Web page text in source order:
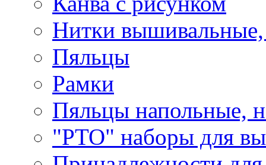
Нитки
Пяльцы
Рамки
Пяльцы напольные,
"РТО" наборы для